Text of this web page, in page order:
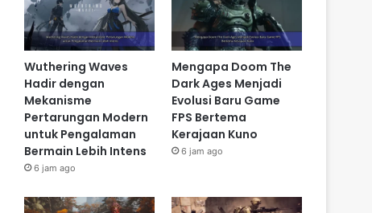
Wuthering Waves
Hadir dengan
Mekanisme
Pertarungan Modern
untuk Pengalaman
Bermain Lebih Intens
6 jam ago
Mengapa Doom The
Dark Ages Menjadi
Evolusi Baru Game
FPS Bertema
Kerajaan Kuno
6 jam ago